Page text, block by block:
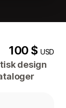
100 $USD
design